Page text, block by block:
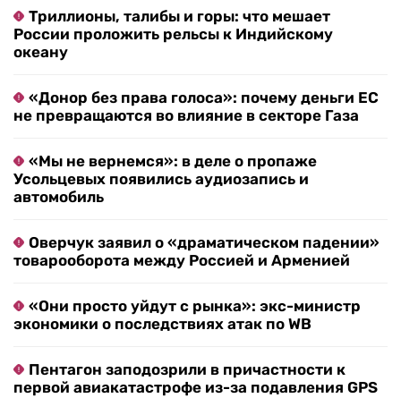
Триллионы, талибы и горы: что мешает
России проложить рельсы к Индийскому
океану
«Донор без права голоса»: почему деньги ЕС
не превращаются во влияние в секторе Газа
«Мы не вернемся»: в деле о пропаже
Усольцевых появились аудиозапись и
автомобиль
Оверчук заявил о «драматическом падении»
товарооборота между Россией и Арменией
«Они просто уйдут с рынка»: экс-министр
экономики о последствиях атак по WB
Пентагон заподозрили в причастности к
первой авиакатастрофе из-за подавления GPS